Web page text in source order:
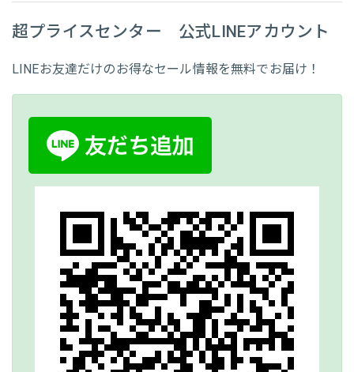
超プライスセンター 公式LINEアカウント
LINEお友達だけのお得なセール情報を無料でお届け！